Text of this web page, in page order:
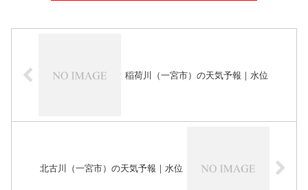
稲荷川（一宮市）の天気予報｜水位
北古川（一宮市）の天気予報｜水位